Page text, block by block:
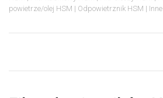
powietrze/olej HSM
Odpowietrznik HSM